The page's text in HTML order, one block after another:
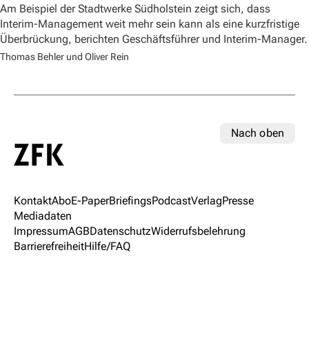
Am Beispiel der Stadtwerke Südholstein zeigt sich, dass
Interim-Management weit mehr sein kann als eine kurzfristige
Überbrückung, berichten Geschäftsführer und Interim-Manager.
Thomas Behler und Oliver Rein
Nach oben
KontaktAboE-PaperBriefingsPodcastVerlagPresse
Mediadaten
ImpressumAGBDatenschutzWiderrufsbelehrung
BarrierefreiheitHilfe/FAQ